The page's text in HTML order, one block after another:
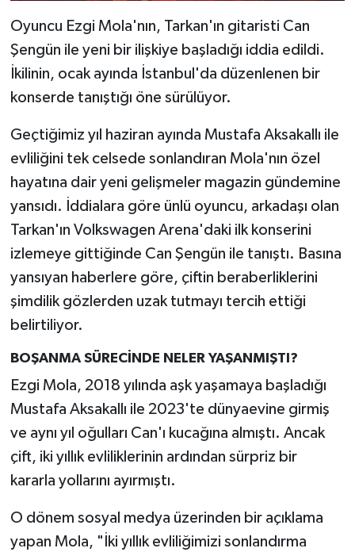
Oyuncu Ezgi Mola'nın, Tarkan'ın gitaristi Can
Şengün ile yeni bir ilişkiye başladığı iddia edildi.
İkilinin, ocak ayında İstanbul'da düzenlenen bir
konserde tanıştığı öne sürülüyor.
Geçtiğimiz yıl haziran ayında Mustafa Aksakallı ile
evliliğini tek celsede sonlandıran Mola'nın özel
hayatına dair yeni gelişmeler magazin gündemine
yansıdı. İddialara göre ünlü oyuncu, arkadaşı olan
Tarkan'ın Volkswagen Arena'daki ilk konserini
izlemeye gittiğinde Can Şengün ile tanıştı. Basına
yansıyan haberlere göre, çiftin beraberliklerini
şimdilik gözlerden uzak tutmayı tercih ettiği
belirtiliyor.
BOŞANMA SÜRECİNDE NELER YAŞANMIŞTI?
Ezgi Mola, 2018 yılında aşk yaşamaya başladığı
Mustafa Aksakallı ile 2023'te dünyaevine girmiş
ve aynı yıl oğulları Can'ı kucağına almıştı. Ancak
çift, iki yıllık evliliklerinin ardından sürpriz bir
kararla yollarını ayırmıştı.
O dönem sosyal medya üzerinden bir açıklama
yapan Mola, "İki yıllık evliliğimizi sonlandırma